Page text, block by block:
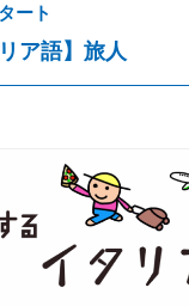
ート
ア語】旅人